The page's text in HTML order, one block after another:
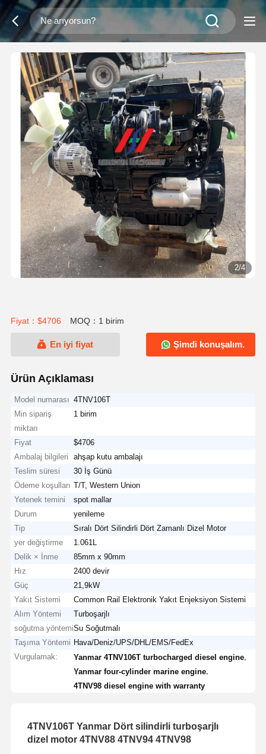
2/4
Fiyat：$4706 MOQ：1 birim
En iyi fiyat Şimdi konuşalım.
Ürün Açıklaması
Model numarası 4TNV106T
Min sipariş
miktarı
1 birim
Fiyat
$4706
Ambalaj bilgileri
ahşap kutu ambalajı
Teslim süresi
30 İş Günü
Ödeme koşulları T/T, Western Union
Yetenek temini
spot mallar
Durum
yenileme
Tip
Sıralı Dört Silindirli Dört Zamanlı Dizel Motor
yer değiştirme
1.061L
Delik × İnme
85mm x 90mm
Hız
2400 devir
Güç
21,9kW
Yakıt Sistemi
Common Rail Elektronik Yakıt Enjeksiyon Sistemi
Alım Yöntemi
Turboşarjlı
soğutma yöntemiSu Soğutmalı
Taşıma Yöntemi Hava/Deniz/UPS/DHL/EMS/FedEx
Vurgulamak:
Yanmar 4TNV106T turbocharged diesel engine
Yanmar four-cylinder marine engine
4TNV98 diesel engine with warranty
4TNV106T Yanmar Dört silindirli turboşarjlı
dizel motor 4TNV88 4TNV94 4TNV98